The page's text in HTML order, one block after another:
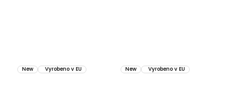
New Vyrobeno v EU New Vyrobeno v EU